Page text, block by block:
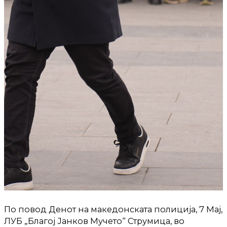
По повод Денот на македонската полиција, 7 Мај,
ЛУБ „Благој Јанков Мучето“ Струмица, во